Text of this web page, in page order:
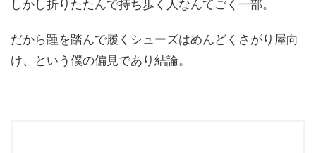
しかし折りたたんで持ち歩く人なんてごく一部。
だから踵を踏んで履くシューズはめんどくさがり屋向
け、という僕の偏見であり結論。